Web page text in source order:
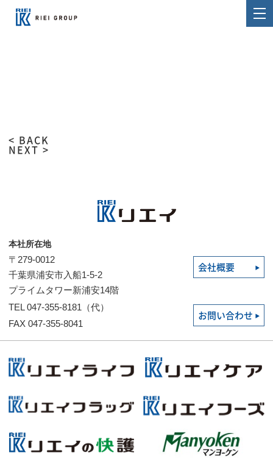
< BACK
NEXT >
本社所在地
〒279-0012
千葉県浦安市入船1-5-2
プライムタワー新浦安14階
会社概要
TEL 047-355-8181（代）
FAX 047-355-8041
お問い合わせ